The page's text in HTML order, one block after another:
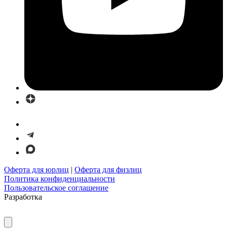
Оферта для юрлиц | Оферта для физлиц
Политика конфиденциальности
Пользовательское соглашение
Разработка